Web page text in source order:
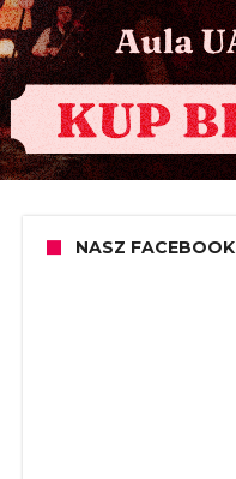
NASZ FACEBOOK